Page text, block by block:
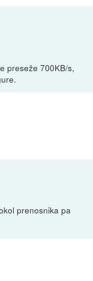
preseže 700KB/s,
prenosnika pa